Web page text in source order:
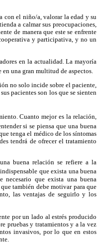
con el niño/a, valorar la edad y su
a calmar sus preocupaciones,
de manera que este se enfrente
y participativa, y no un
en la actualidad. La mayoría
en una gran multitud de aspectos.
no solo incide sobre el paciente,
pacientes son los que se sienten
Cuanto mejor es la relación,
si se piensa que una buena
tenga el médico de los síntomas
tendrá de ofrecer el tratamiento
buena relación se refiere a la
que exista una buena
necesario que exista una buena
también debe motivar para que
las ventajas de seguirlo y los
por un lado al estrés producido
pruebas y tratamientos y a la vez
invasivos, por lo que en estos